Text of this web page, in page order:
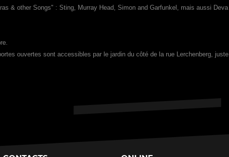
& other Songs" : Sting, Murray Head, Simon and Garfunkel, mais aussi Deva
ouvertes sont accessibles par le jardin du côté de la rue Lerchenberg, juste